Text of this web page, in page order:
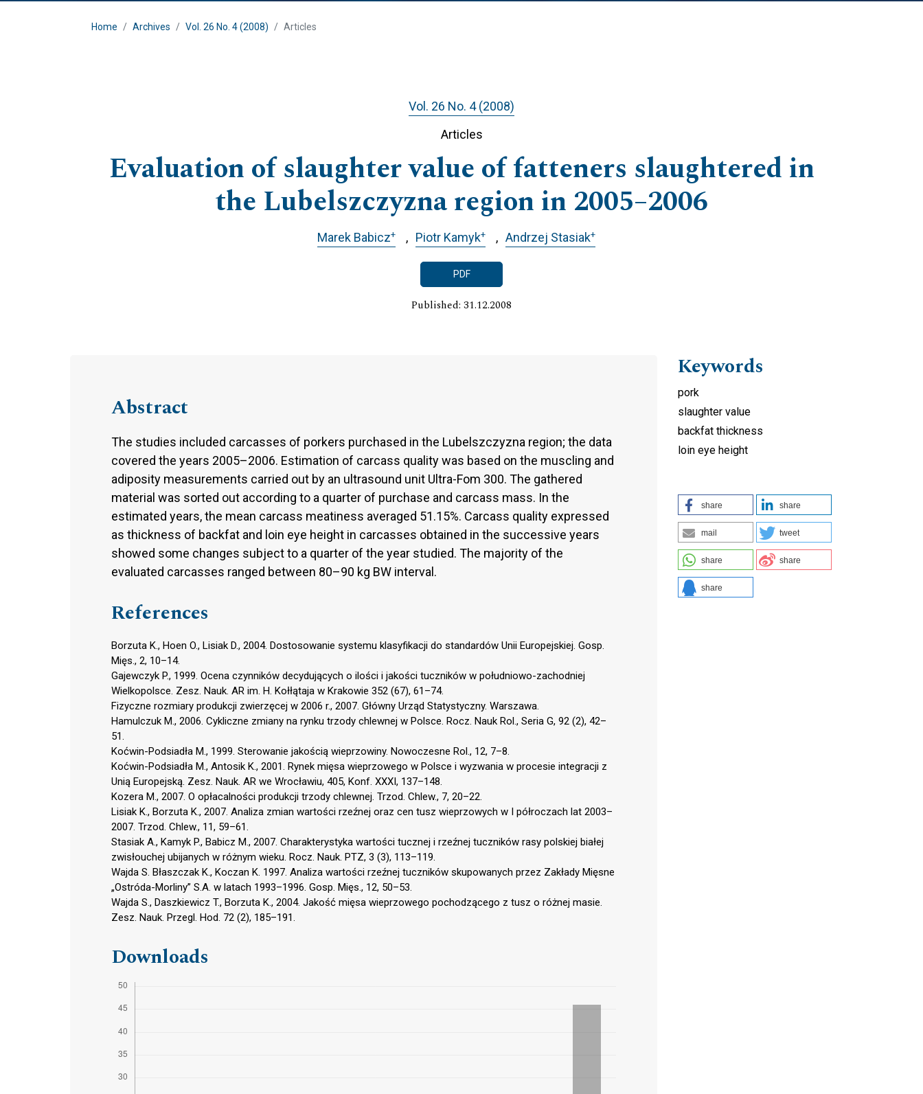
Home Archives Vol. 26 No. 4 (2008) Articles
Vol. 26 No. 4 (2008)
Articles
Evaluation of slaughter value of fatteners slaughtered in
the Lubelszczyzna region in 2005–2006
Marek Babicz+ Piotr Kamyk+ Andrzej Stasiak+
PDF
Published: 31.12.2008
Abstract
The studies included carcasses of porkers purchased in the Lubelszczyzna region; the data
covered the years 2005–2006. Estimation of carcass quality was based on the muscling and
adiposity measurements carried out by an ultrasound unit Ultra-Fom 300. The gathered
material was sorted out according to a quarter of purchase and carcass mass. In the
estimated years, the mean carcass meatiness averaged 51.15%. Carcass quality expressed
as thickness of backfat and loin eye height in carcasses obtained in the successive years
showed some changes subject to a quarter of the year studied. The majority of the
evaluated carcasses ranged between 80–90 kg BW interval.
References
Borzuta K., Hoen O., Lisiak D., 2004. Dostosowanie systemu klasyfikacji do standardów Unii Europejskiej. Gosp.
Mięs., 2, 10–14.
Gajewczyk P., 1999. Ocena czynników decydujących o ilości i jakości tuczników w południowo-zachodniej
Wielkopolsce. Zesz. Nauk. AR im. H. Kołłątaja w Krakowie 352 (67), 61–74.
Fizyczne rozmiary produkcji zwierzęcej w 2006 r., 2007. Główny Urząd Statystyczny. Warszawa.
Hamulczuk M., 2006. Cykliczne zmiany na rynku trzody chlewnej w Polsce. Rocz. Nauk Rol., Seria G, 92 (2), 42–
51.
Koćwin-Podsiadła M., 1999. Sterowanie jakością wieprzowiny. Nowoczesne Rol., 12, 7–8.
Koćwin-Podsiadła M., Antosik K., 2001. Rynek mięsa wieprzowego w Polsce i wyzwania w procesie integracji z
Unią Europejską. Zesz. Nauk. AR we Wrocławiu, 405, Konf. XXXI, 137–148.
Kozera M., 2007. O opłacalności produkcji trzody chlewnej. Trzod. Chlew., 7, 20–22.
Lisiak K., Borzuta K., 2007. Analiza zmian wartości rzeźnej oraz cen tusz wieprzowych w I półroczach lat 2003–
2007. Trzod. Chlew., 11, 59–61.
Stasiak A., Kamyk P., Babicz M., 2007. Charakterystyka wartości tucznej i rzeźnej tuczników rasy polskiej białej
zwisłouchej ubijanych w różnym wieku. Rocz. Nauk. PTZ, 3 (3), 113–119.
Wajda S. Błaszczak K., Koczan K. 1997. Analiza wartości rzeźnej tuczników skupowanych przez Zakłady Mięsne
„Ostróda-Morliny” S.A. w latach 1993–1996. Gosp. Mięs., 12, 50–53.
Wajda S., Daszkiewicz T., Borzuta K., 2004. Jakość mięsa wieprzowego pochodzącego z tusz o różnej masie.
Zesz. Nauk. Przegl. Hod. 72 (2), 185–191.
Downloads
Keywords
pork
slaughter value
backfat thickness
loin eye height
share share
mail tweet
share share
share